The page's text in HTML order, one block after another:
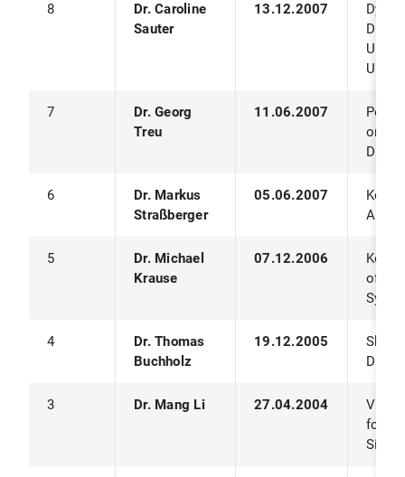
8
Dr. Caroline
Sauter
13.12.2007
7
Dr. Georg
Treu
11.06.2007
6
Dr. Markus
Straßberger
05.06.2007
5
Dr. Michael
Krause
07.12.2006
4
Dr. Thomas
Buchholz
19.12.2005
3 Dr. Mang Li 27.04.2004
for E-